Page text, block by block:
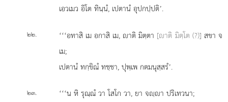
เอวเมว อิโต ทินฺนํ, เปตานํ อุปกปฺปติ’.
๒๒. ‘‘‘อทาสิ เม อกาสิ เม, าติ มิตฺตา [าติ มิตฺโต (?)] สขา จ
เม;
เปตานํ ทกฺขิณํ ทชฺชา, ปุพฺเพ กตมนุสฺสรํ’.
๒๓.
‘‘‘น หิ รุณฺณํ วา โสโก วา, ยา จฺา ปริเทวนา;